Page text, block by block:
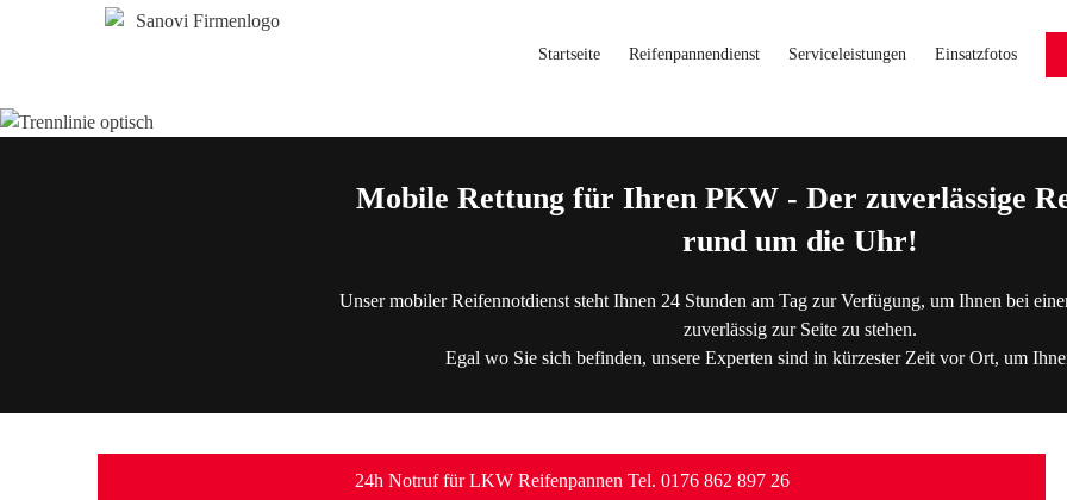
Startseite Reifenpannendienst Serviceleistungen Einsatzfotos
Mobile Rettung für Ihren PKW - Der zuverlässige
rund um die Uhr!
Unser mobiler Reifennotdienst steht Ihnen 24 Stunden am Tag zur Verfügung, um Ihnen bei
zuverlässig zur Seite zu stehen.
Egal wo Sie sich befinden, unsere Experten sind in kürzester Zeit vor Ort, um
24h Notruf für LKW Reifenpannen Tel. 0176 862 897 26